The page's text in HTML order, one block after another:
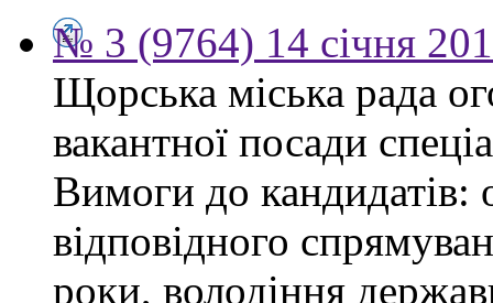
№ 3 (9764) 14 січня
Щорська міська рада
вакантної посади
Вимоги до кандидатів:
відповідного
роки, володіння